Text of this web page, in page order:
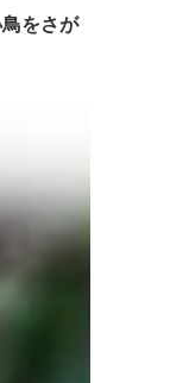
をさが